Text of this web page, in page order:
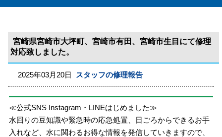
宮崎県宮崎市大坪町、宮崎市有田、宮崎市生目にて修理
対応致しました。
2025年03月20日 スタッフの修理報告
≪公式SNS Instagram・LINEはじめました≫
水回りの豆知識や緊急時の応急処置、日ごろからできるお手
入れなど、水に関わるお得な情報を発信していきますので、